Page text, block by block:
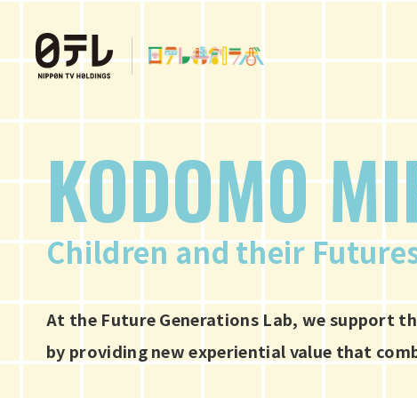
KODOMO
Children and their
At the Future Generations Lab, we support
by providing new experiential value that